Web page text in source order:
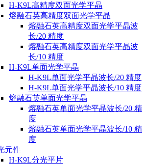
H-K9L高精度双面光学平晶
熔融石英高精度双面光学平晶
熔融石英高精度双面光学平晶波
长/20 精度
熔融石英高精度双面光学平晶波
长/10 精度
H-K9L单面光学平晶
H-K9L单面光学平晶波长/20 精度
H-K9L单面光学平晶波长/10 精度
熔融石英单面光学平晶
熔融石英单面光学平晶波长/20 精
度
熔融石英单面光学平晶波长/10 精
度
元件
H-K9L分光平片